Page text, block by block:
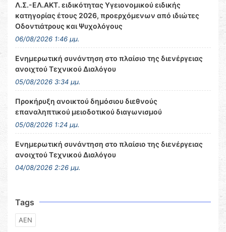
Λ.Σ.-ΕΛ.ΑΚΤ. ειδικότητας Υγειονομικού ειδικής
κατηγορίας έτους 2026, προερχόμενων από ιδιώτες
Οδοντιάτρους και Ψυχολόγους
06/08/2026 1:46 μμ.
Ενημερωτική συνάντηση στο πλαίσιο της διενέργειας
ανοιχτού Τεχνικού Διαλόγου
05/08/2026 3:34 μμ.
Προκήρυξη ανοικτού δημόσιου διεθνούς
επαναληπτικού μειοδοτικού διαγωνισμού
05/08/2026 1:24 μμ.
Ενημερωτική συνάντηση στο πλαίσιο της διενέργειας
ανοιχτού Τεχνικού Διαλόγου
04/08/2026 2:26 μμ.
Tags
ΑΕΝ